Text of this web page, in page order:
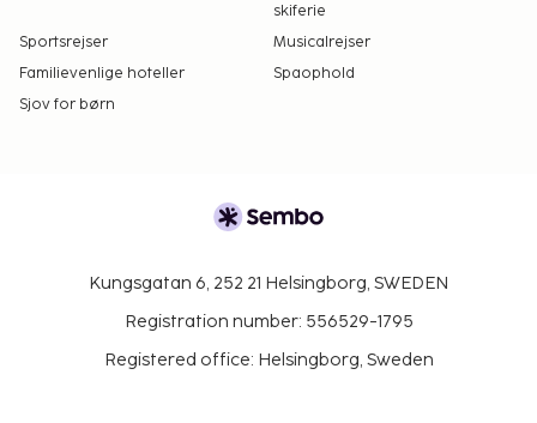
skiferie
Sportsrejser
Musicalrejser
Familievenlige hoteller
Spaophold
Sjov for børn
Kungsgatan 6, 252 21 Helsingborg, SWEDEN
Registration number: 556529-1795
Registered office: Helsingborg, Sweden